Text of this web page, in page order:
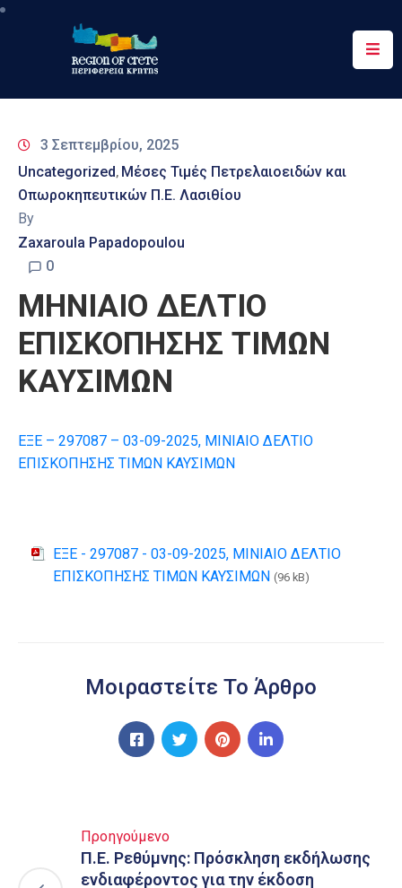
Περιφέρεια
&
Δράσεις
Ψηφιακές
Υπηρεσίες
Επικοινωνία
3 Σεπτεμβρίου, 2025
Uncategorized‚ Μέσες Τιμές Πετρελαιοειδών και
Οπωροκηπευτικών Π.Ε. Λασιθίου
By
Zaxaroula Papadopoulou
0
MHNIAIO ΔΕΛΤΙΟ
ΕΠΙΣΚΟΠΗΣΗΣ ΤΙΜΩΝ
ΚΑΥΣΙΜΩΝ
ΕΞΕ – 297087 – 03-09-2025, ΜΙΝΙΑΙΟ ΔΕΛΤΙΟ
ΕΠΙΣΚΟΠΗΣΗΣ ΤΙΜΩΝ ΚΑΥΣΙΜΩΝ
ΕΞΕ - 297087 - 03-09-2025, ΜΙΝΙΑΙΟ ΔΕΛΤΙΟ
ΕΠΙΣΚΟΠΗΣΗΣ ΤΙΜΩΝ ΚΑΥΣΙΜΩΝ (96 kB)
Μοιραστείτε Το Άρθρο
Προηγούμενο
Π.Ε. Ρεθύμνης: Πρόσκληση εκδήλωσης
ενδιαφέροντος για την έκδοση